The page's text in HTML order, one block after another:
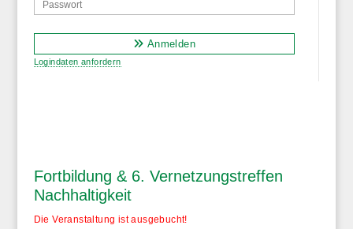
Anmelden
Logindaten anfordern
Fortbildung & 6. Vernetzungstreffen
Nachhaltigkeit
Die Veranstaltung ist ausgebucht!